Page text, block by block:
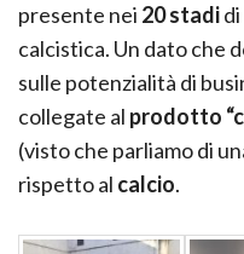
presente nei 20 stadidi
calcistica. Un dato che
sulle potenzialità di
collegate al prodotto
(visto che parliamo di
rispetto al calcio.